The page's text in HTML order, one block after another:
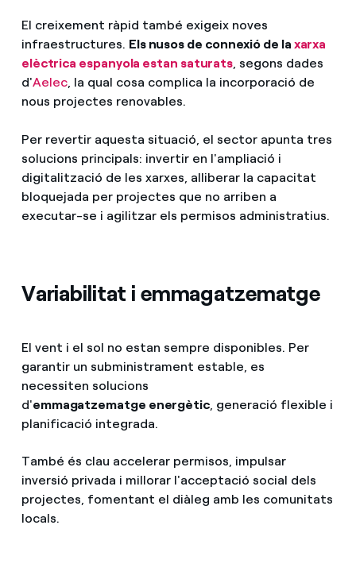
El creixement ràpid també exigeix noves
infraestructures. Els nusos de connexió de la xarxa
elèctrica espanyola estan saturats, segons dades
d'Aelec, la qual cosa complica la incorporació de
nous projectes renovables.
Per revertir aquesta situació, el sector apunta tres
solucions principals: invertir en l'ampliació i
digitalització de les xarxes, alliberar la capacitat
bloquejada per projectes que no arriben a
executar-se i agilitzar els permisos administratius.
Variabilitat i emmagatzematge
El vent i el sol no estan sempre disponibles. Per
garantir un subministrament estable, es
necessiten solucions
d'emmagatzematge energètic, generació flexible i
planificació integrada.
També és clau accelerar permisos, impulsar
inversió privada i millorar l'acceptació social dels
projectes, fomentant el diàleg amb les comunitats
locals.